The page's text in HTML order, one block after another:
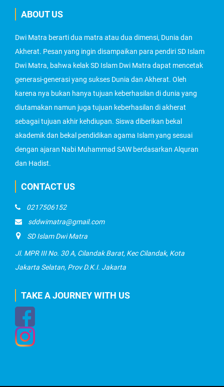
ABOUT US
Dwi Matra berarti dua matra atau dua dimensi, Dunia dan
Akherat. Pesan yang ingin disampaikan para pendiri SD Islam
Dwi Matra, bahwa kelak SD Islam Dwi Matra dapat mencetak
generasi-generasi yang sukses Dunia dan Akherat. Oleh
karena nya bukan hanya tujuan keberhasilan di dunia yang
diutamakan namun juga tujuan keberhasilan di akherat
sebagai tujuan akhir kehdiupan. Siswa diberikan bekal
akademik dan bekal pendidikan agama Islam yang sesuai
dengan ajaran Nabi Muhammad SAW berdasarkan Alquran
dan Hadist.
CONTACT US
0217506152
sddwimatra@gmail.com
SD Islam Dwi Matra
Jl. MPR III No. 30 A, Cilandak Barat, Kec Cilandak, Kota
Jakarta Selatan, Prov D.K.I. Jakarta
TAKE A JOURNEY WITH US